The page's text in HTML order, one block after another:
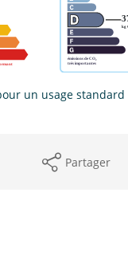
un usage
Partager